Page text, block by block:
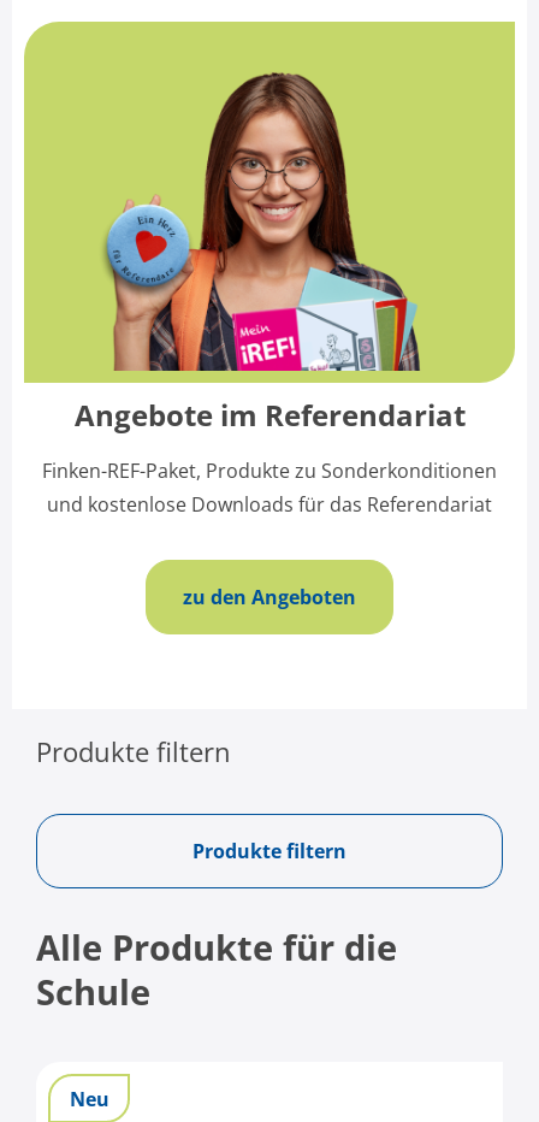
Angebote im Referendariat
Finken-REF-Paket, Produkte zu Sonderkonditionen
und kostenlose Downloads für das Referendariat
zu den Angeboten
Produkte filtern
Produkte filtern
Alle Produkte für die
Schule
Neu